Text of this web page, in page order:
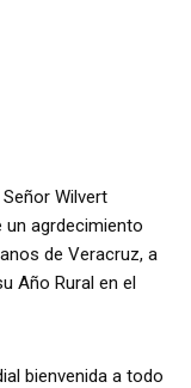
Wilvert
un agrdecimiento
de Veracruz, a
Año Rural en el
bienvenida a todo